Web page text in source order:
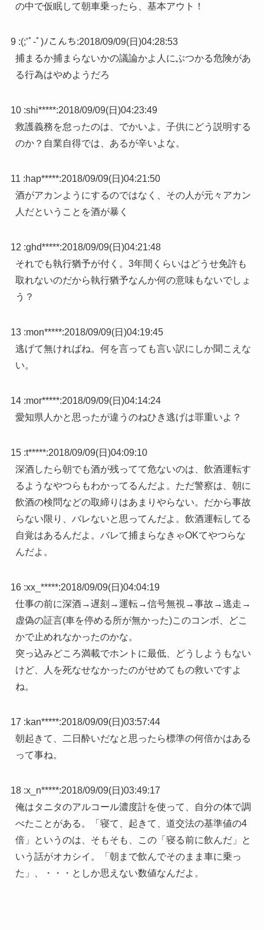
の中で仮眠して朝車乗ったら、基本アウト！
9 :(;’ﾟ-ﾟ)ﾉこんち:2018/09/09(日)04:28:53
捕まるか捕まらないかの議論かよ人にぶつかる危険があ
る行為はやめようだろ
10 :shi*****:2018/09/09(日)04:23:49
救護義務を怠ったのは、でかいよ。子供にどう説明する
のか？自業自得では、あるが辛いよな。
11 :hap*****:2018/09/09(日)04:21:50
酒がアカンようにするのではなく、その人が元々アカン
人だということを酒が暴く
12 :ghd*****:2018/09/09(日)04:21:48
それでも執行猶予が付く。3年間くらいはどうせ免許も
取れないのだから執行猶予なんか何の意味もないでしょ
う？
13 :mon*****:2018/09/09(日)04:19:45
逃げて無ければね。何を言っても言い訳にしか聞こえな
い。
14 :mor*****:2018/09/09(日)04:14:24
愛知県人かと思ったが違うのねひき逃げは罪重いよ？
15 :t*****:2018/09/09(日)04:09:10
深酒したら朝でも酒が残ってて危ないのは、飲酒運転す
るようなやつらもわかってるんだよ。ただ警察は、朝に
飲酒の検問などの取締りはあまりやらない。だから事故
らない限り、バレないと思ってんだよ。飲酒運転してる
自覚はあるんだよ。バレて捕まらなきゃOKてやつらな
んだよ。
16 :xx_*****:2018/09/09(日)04:04:19
仕事の前に深酒→遅刻→運転→信号無視→事故→逃走→
虚偽の証言(車を停める所が無かった)このコンボ、どこ
かで止めれなかったのかな。
突っ込みどころ満載でホントに最低、どうしようもない
けど、人を死なせなかったのがせめてもの救いですよ
ね。
17 :kan*****:2018/09/09(日)03:57:44
朝起きて、二日酔いだなと思ったら標準の何倍かはある
って事ね。
18 :x_n*****:2018/09/09(日)03:49:17
俺はタニタのアルコール濃度計を使って、自分の体で調
べたことがある。「寝て、起きて、道交法の基準値の4
倍」というのは、そもそも、この「寝る前に飲んだ」と
いう話がオカシイ。「朝まで飲んでそのまま車に乗っ
た」、・・・としか思えない数値なんだよ。